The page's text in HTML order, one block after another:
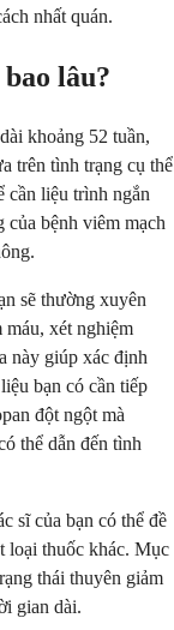
nhất quán.
lâu?
khoảng 52 tuần,
trên tình trạng cụ thể
cần liệu trình ngắn
bệnh viêm mạch
sẽ thường xuyên
máu, xét nghiệm
này giúp xác định
bạn có cần tiếp
đột ngột mà
thể dẫn đến tình
sĩ của bạn có thể đề
loại thuốc khác. Mục
thái thuyên giảm
gian dài.